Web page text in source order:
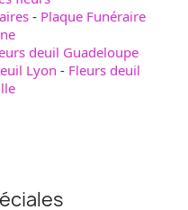
- Plaque Funéraire
deuil Guadeloupe
Lyon - Fleurs deuil